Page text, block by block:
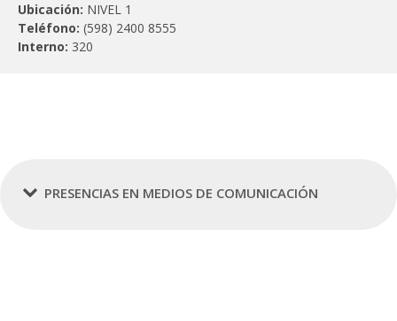
Ubicación: NIVEL 1
Teléfono: (598) 2400 8555
Interno: 320
PRESENCIAS EN MEDIOS DE COMUNICACIÓN